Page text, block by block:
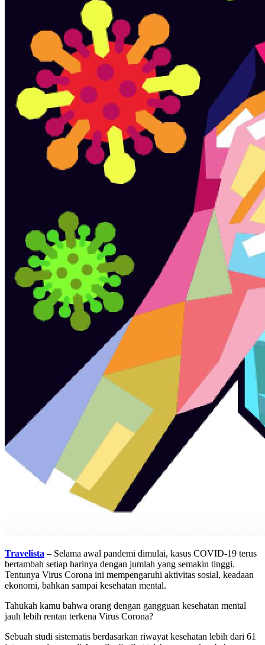
Travelista – Selama awal pandemi dimulai, kasus COVID-19 terus
bertambah setiap harinya dengan jumlah yang semakin tinggi.
Tentunya Virus Corona ini mempengaruhi aktivitas sosial, keadaan
ekonomi, bahkan sampai kesehatan mental.
Tahukah kamu bahwa orang dengan gangguan kesehatan mental
jauh lebih rentan terkena Virus Corona?
Sebuah studi sistematis berdasarkan riwayat kesehatan lebih dari 61